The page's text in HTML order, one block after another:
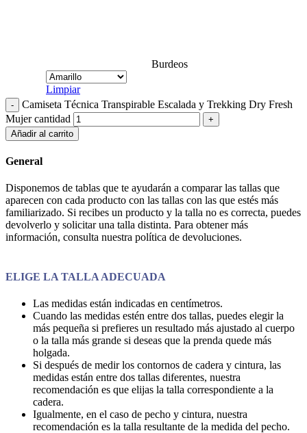
Burdeos
Limpiar
Camiseta Técnica Transpirable Escalada y Trekking Dry Fresh
Mujer cantidad
Añadir al carrito
General
Disponemos de tablas que te ayudarán a comparar las tallas que
aparecen con cada producto con las tallas con las que estés más
familiarizado. Si recibes un producto y la talla no es correcta, puedes
devolverlo y solicitar una talla distinta. Para obtener más
información, consulta nuestra política de devoluciones.
ELIGE LA TALLA ADECUADA
Las medidas están indicadas en centímetros.
Cuando las medidas estén entre dos tallas, puedes elegir la
más pequeña si prefieres un resultado más ajustado al cuerpo
o la talla más grande si deseas que la prenda quede más
holgada.
Si después de medir los contornos de cadera y cintura, las
medidas están entre dos tallas diferentes, nuestra
recomendación es que elijas la talla correspondiente a la
cadera.
Igualmente, en el caso de pecho y cintura, nuestra
recomendación es la talla resultante de la medida del pecho.